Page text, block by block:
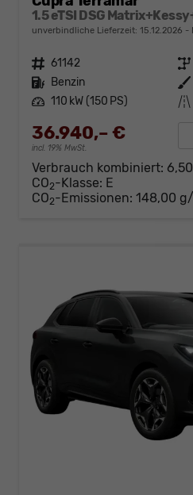
unverbindliche Lieferzeit: 15.12.2026
Fahrzeugnr. 61142 Getriebe
Kraftstoff Benzin Außenfarbe
Leistung 110 kW (150 PS) Kilometerstand
36.940,– €
incl. 19% MwSt.
Verbrauch kombiniert:
CO2-Klasse: E
CO2-Emissionen: 148,00